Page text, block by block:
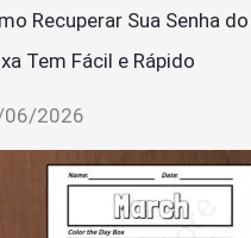
Recuperar Sua Senha do
Tem Fácil e Rápido
2026